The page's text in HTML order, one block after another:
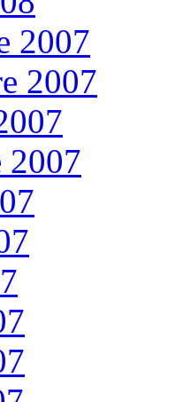
2007
2007
2007